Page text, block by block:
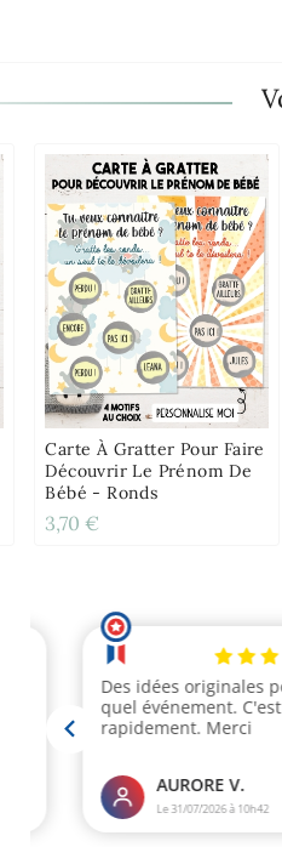
Carte À Gratter Pour Faire
Découvrir Le Prénom De
Bébé - Ronds
3,70 €